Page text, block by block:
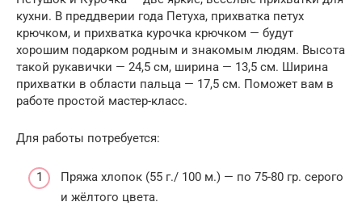
кухни. В преддверии года Петуха, прихватка петух
крючком, и прихватка курочка крючком — будут
хорошим подарком родным и знакомым людям. Высота
такой рукавички — 24,5 см, ширина — 13,5 см. Ширина
прихватки в области пальца — 17,5 см. Поможет вам в
работе простой мастер-класс.
Для работы потребуется:
Пряжа хлопок (55 г./ 100 м.) — по 75-80 гр. серого
и жёлтого цвета.